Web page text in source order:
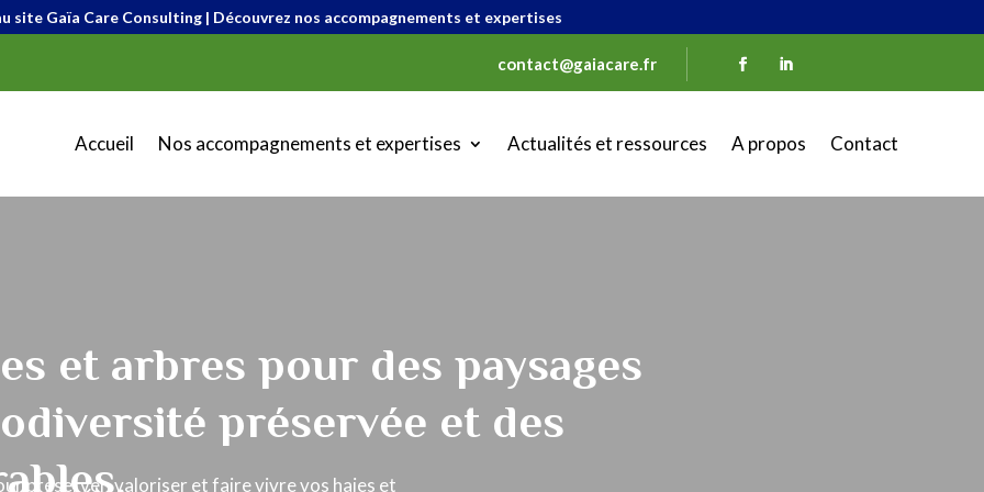
site Gaïa Care Consulting | Découvrez nos accompagnements et expertises
contact@gaiacare.fr
Accueil Nos accompagnements et expertises Actualités et ressources A propos Contact
et arbres pour des paysages
préservée et des
préserver, valoriser et faire vivre vos haies et